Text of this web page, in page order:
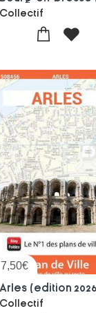
Collectif
7,50€
Arles (edition
Collectif